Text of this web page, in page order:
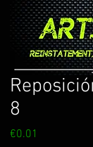
8
€0.01